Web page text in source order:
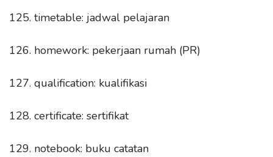
125. timetable: jadwal pelajaran
126. homework: pekerjaan rumah (PR)
127. qualification: kualifikasi
128. certificate: sertifikat
129. notebook: buku catatan